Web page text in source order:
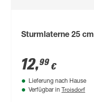
Sturmlaterne 25 cm
12,99 €
Lieferung nach Hause
Verfügbar in Troisdorf